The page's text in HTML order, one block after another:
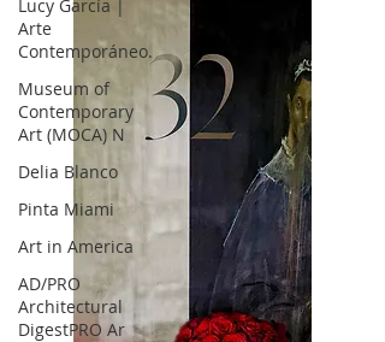
Lucy García |
Arte
Contemporáneo.
Museum of
Contemporary
Art (MOCA) N
Delia Blanco
Pinta Miami
Art in America
AD/PRO
Architectural
DigestPRO Ar